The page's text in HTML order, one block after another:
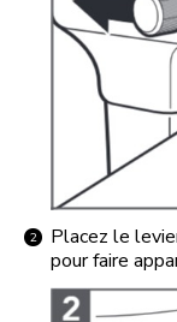
Placez le
pour faire